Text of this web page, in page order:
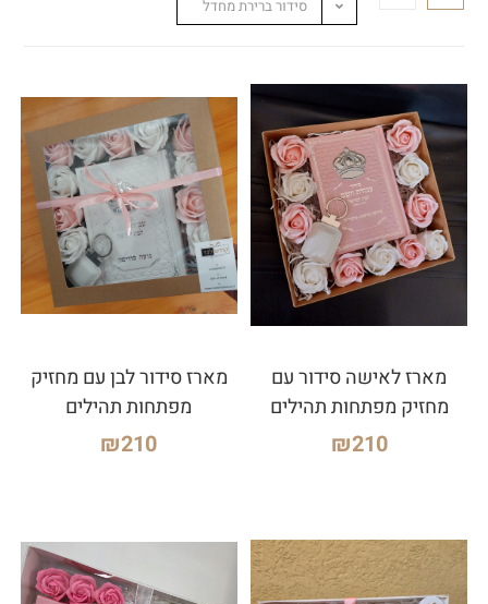
סידור ברירת מחדל
מארז לאישה סידור עם
מחזיק מפתחות תהילים
₪210
מארז סידור לבן עם מחזיק
מפתחות תהילים
₪210